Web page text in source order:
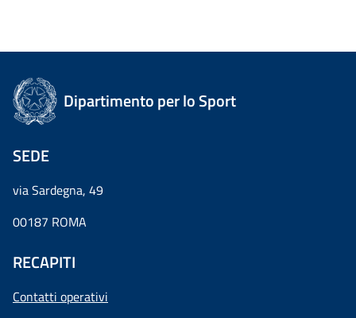
Dipartimento per lo Sport
SEDE
via Sardegna, 49
00187 ROMA
RECAPITI
Contatti operativi